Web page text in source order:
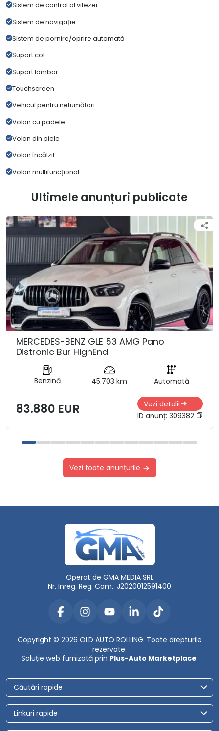
Sistem de control al vitezei
Sistem de navigație
Sistem de pornire/oprire automată
Suport cot
Suport lombar
Touchscreen
Vehicul pentru nefumători
Volan cu padele
Volan din piele
Volan încălzit
Volan multifuncțional
Ultimele anunțuri publicate
MERCEDES-BENZ GLE 53 AMG Pano
Distronic Bur HighEnd
Benzină 45.703 km Automată
83.880 EUR
Vezi detalii
ID anunț: 309382
Vezi toate anunțurile
Operat de GMA MEDIA SRL
Nr. Inreg. Reg. Com.: J2020012591400
Copyright © 2026 OLD AUTO ROLLING. Toate drepturile
rezervate.
Soluție web furnizată prin Plus-Auto Marketplace.
Căutări rapide
Linkuri rapide